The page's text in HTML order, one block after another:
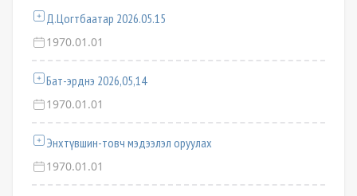
Д.Цогтбаатар 2026.05.15
1970.01.01
Бат-эрднэ 2026,05,14
1970.01.01
Энхтүвшин-товч мэдээлэл оруулах
1970.01.01